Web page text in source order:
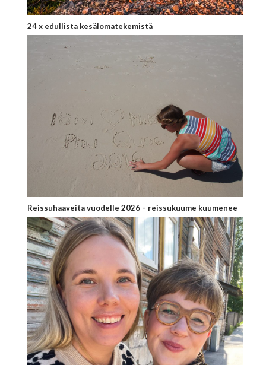
24 x edullista kesälomatekemistä
Reissuhaaveita vuodelle 2026 – reissukuume kuumenee